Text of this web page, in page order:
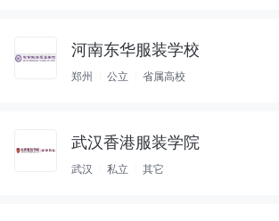
河南东华服装学校
郑州 公立 省属高校
武汉香港服装学院
武汉 私立 其它